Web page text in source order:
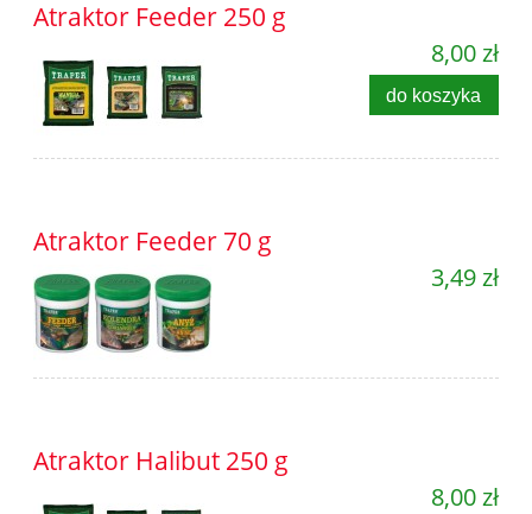
Atraktor Feeder 250 g
8,00 zł
do koszyka
Atraktor Feeder 70 g
3,49 zł
Atraktor Halibut 250 g
8,00 zł